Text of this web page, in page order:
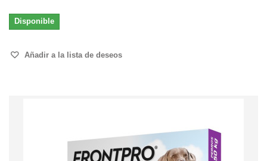
Disponible
Añadir a la lista de deseos